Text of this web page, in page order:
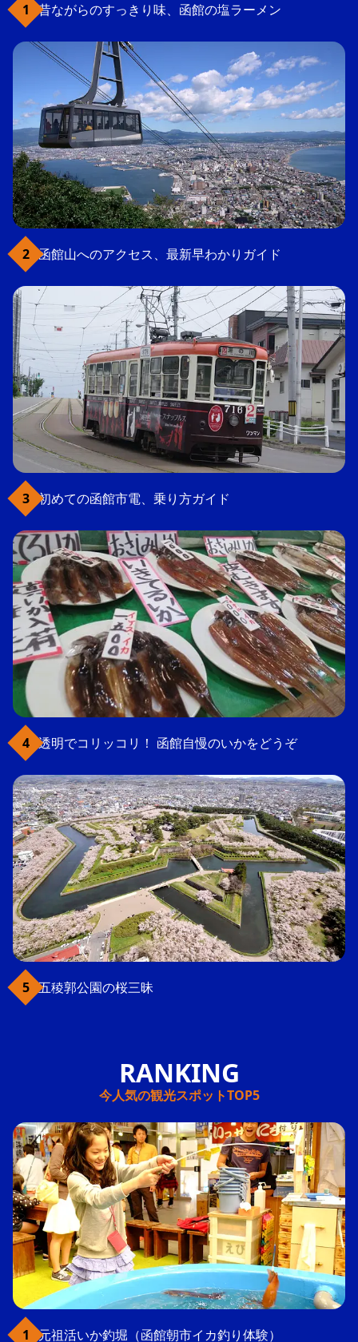
昔ながらのすっきり味、函館の塩ラーメン
函館山へのアクセス、最新早わかりガイド
初めての函館市電、乗り方ガイド
透明でコリッコリ！ 函館自慢のいかをどうぞ
五稜郭公園の桜三昧
今人気の観光スポットTOP5
元祖活いか釣堀（函館朝市イカ釣り体験）